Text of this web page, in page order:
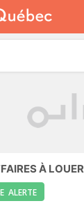
À
ALERTE